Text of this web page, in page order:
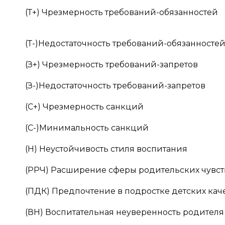
(Т+) Чрезмерность требований-обязанностей
(Т-)Недостаточность требований-обязанностей
(З+) Чрезмерность требований-запретов
(З-)Недостаточность требований-запретов
(С+) Чрезмерность санкций
(С-)Минимальность санкций
(Н) Неустойчивость стиля воспитания
(РРЧ) Расширение сферы родительских
(ПДК) Предпочтение в подростке детских
(ВН) Воспитательная неуверенность родителя